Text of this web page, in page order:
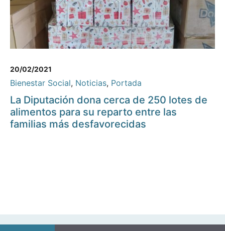
20/02/2021
Bienestar Social, Noticias, Portada
La Diputación dona cerca de 250 lotes de
alimentos para su reparto entre las
familias más desfavorecidas